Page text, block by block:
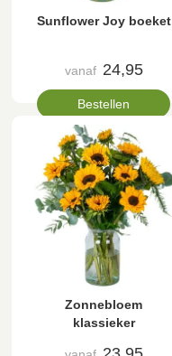
Sunflower Joy boeket
vanaf 24,95
Bestellen
Zonnebloem
klassieker